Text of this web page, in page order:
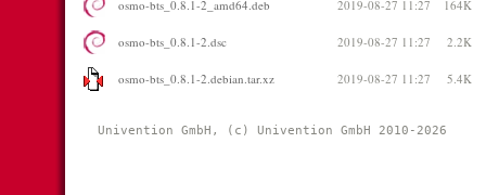
osmo-bts_0.8.1-2_amd64.deb 2019-08-27 11:27 164K
osmo-bts_0.8.1-2.dsc 2019-08-27 11:27 2.2K
osmo-bts_0.8.1-2.debian.tar.xz 2019-08-27 11:27 5.4K
Univention GmbH, (c) Univention GmbH 2010-2026